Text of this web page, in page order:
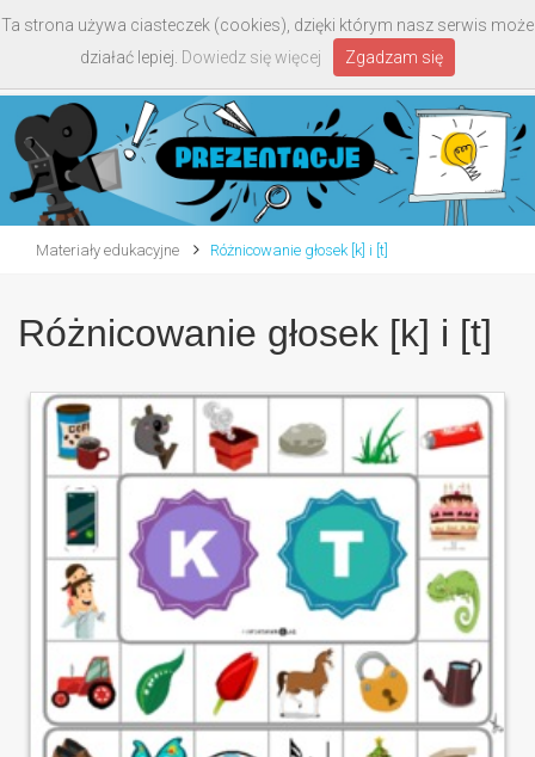
Materiały edukacyjne Różnicowanie głosek [k] i [t]
Różnicowanie głosek [k] i [t]
Ta strona używa ciasteczek (cookies), dzięki którym nasz serwis może
działać lepiej. Dowiedz się więcej Zgadzam się